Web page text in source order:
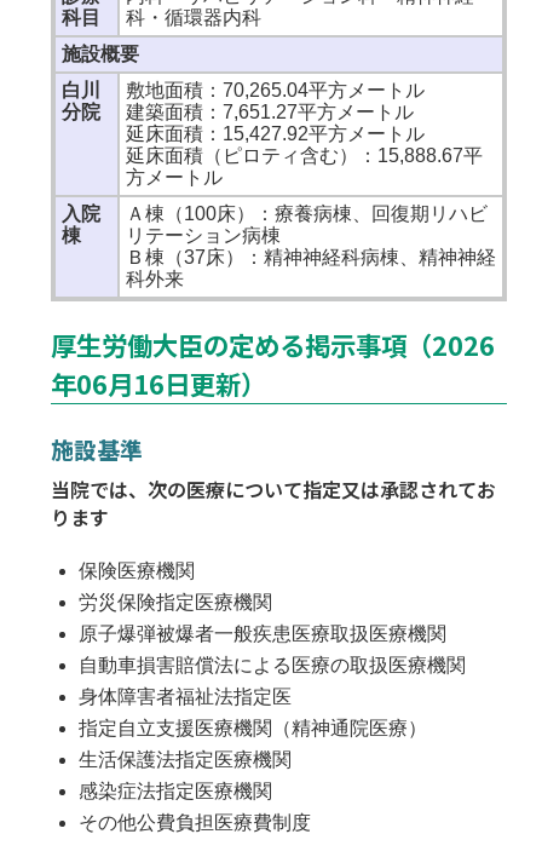
科目
科・循環器内科
施設概要
白川
分院
敷地面積：70,265.04平方メートル
建築面積：7,651.27平方メートル
延床面積：15,427.92平方メートル
延床面積（ピロティ含む）：15,888.67平
方メートル
入院
棟
Ａ棟（100床）：療養病棟、回復期リハビ
リテーション病棟
Ｂ棟（37床）：精神神経科病棟、精神神経
科外来
厚生労働大臣の定める掲示事項（2026
年06月16日更新）
施設基準
当院では、次の医療について指定又は承認されてお
ります
保険医療機関
労災保険指定医療機関
原子爆弾被爆者一般疾患医療取扱医療機関
自動車損害賠償法による医療の取扱医療機関
身体障害者福祉法指定医
指定自立支援医療機関（精神通院医療）
生活保護法指定医療機関
感染症法指定医療機関
その他公費負担医療費制度